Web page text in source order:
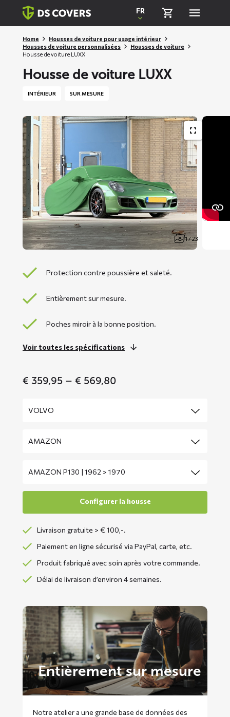
Skiplinks
FR
Home
Housses de voiture pour usage intérieur
Housses de voiture personnalisées
Housses de voiture
Housse de voiture LUXX
Housse de voiture LUXX
INTÉRIEUR SUR MESURE
1 / 23
Protection contre poussière et saleté.
Entièrement sur mesure.
Poches miroir à la bonne position.
Voir toutes les spécifications
€ 359,95 – € 569,80
Livraison gratuite > € 100,-.
Paiement en ligne sécurisé via PayPal, carte, etc.
Produit fabriqué avec soin après votre commande.
Délai de livraison d’environ 4 semaines.
Entièrement sur mesure
Notre atelier a une grande base de données des